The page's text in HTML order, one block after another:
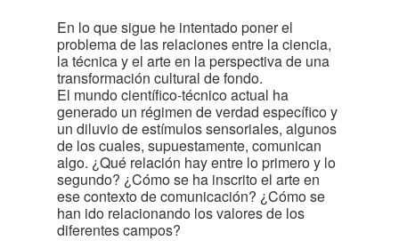
En lo que sigue he intentado poner el
problema de las relaciones entre la ciencia,
la técnica y el arte en la perspectiva de una
transformación cultural de fondo.
El mundo científico-técnico actual ha
generado un régimen de verdad específico y
un diluvio de estímulos sensoriales, algunos
de los cuales, supuestamente, comunican
algo. ¿Qué relación hay entre lo primero y lo
segundo? ¿Cómo se ha inscrito el arte en
ese contexto de comunicación? ¿Cómo se
han ido relacionando los valores de los
diferentes campos?